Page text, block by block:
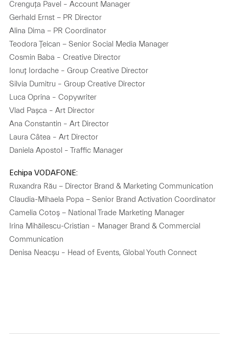
Crenguța Pavel – Account Manager
Gerhald Ernst − PR Director
Alina Dima − PR Coordinator
Teodora Țeican − Senior Social Media Manager
Cosmin Baba – Creative Director
Ionuț Iordache – Group Creative Director
Silvia Dumitru – Group Creative Director
Luca Oprina – Copywriter
Vlad Pașca – Art Director
Ana Constantin – Art Director
Laura Câtea – Art Director
Daniela Apostol – Traffic Manager
Echipa VODAFONE:
Ruxandra Rău − Director Brand & Marketing Communication
Claudia-Mihaela Popa − Senior Brand Activation Coordinator
Camelia Cotoș − National Trade Marketing Manager
Irina Mihăilescu-Cristian – Manager Brand & Commercial
Communication
Denisa Neacșu – Head of Events, Global Youth Connect